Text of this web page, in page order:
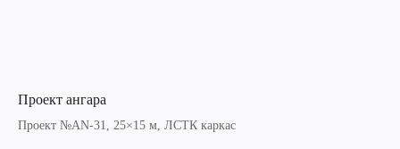
Проект ангара
Проект №AN-31, 25×15 м, ЛСТК каркас